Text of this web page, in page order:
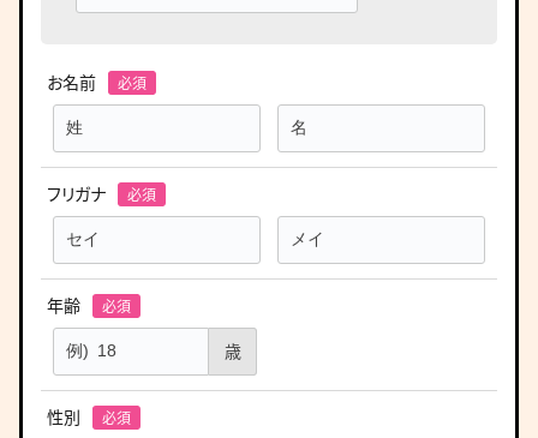
お名前
フリガナ
年齢
歳
性別